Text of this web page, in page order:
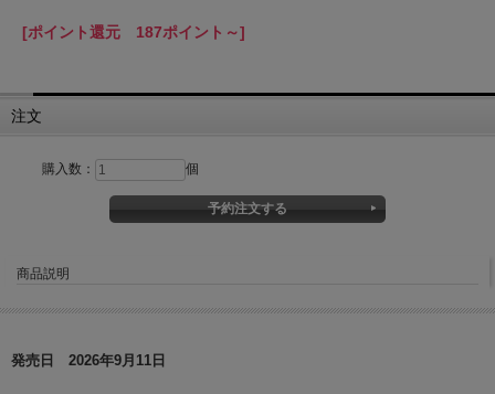
[ポイント還元 187ポイント～]
注文
購入数： 個
商品説明
発売日 2026年9月11日